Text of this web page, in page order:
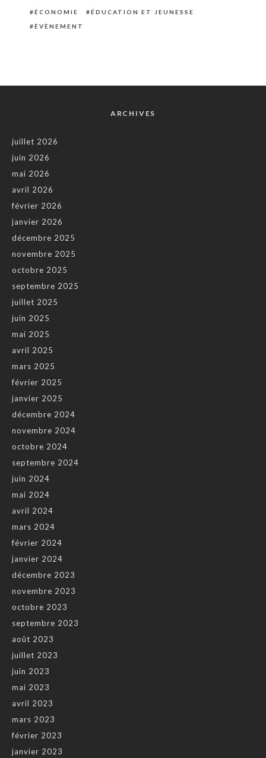
ÉCONOMIE
ÉDUCATION ET JEUNESSE
ÉVÈNEMENT
ARCHIVES
juillet 2026
juin 2026
mai 2026
avril 2026
février 2026
janvier 2026
décembre 2025
novembre 2025
octobre 2025
septembre 2025
juillet 2025
juin 2025
mai 2025
avril 2025
mars 2025
février 2025
janvier 2025
décembre 2024
novembre 2024
octobre 2024
septembre 2024
juin 2024
mai 2024
avril 2024
mars 2024
février 2024
janvier 2024
décembre 2023
novembre 2023
octobre 2023
septembre 2023
août 2023
juillet 2023
juin 2023
mai 2023
avril 2023
mars 2023
février 2023
janvier 2023